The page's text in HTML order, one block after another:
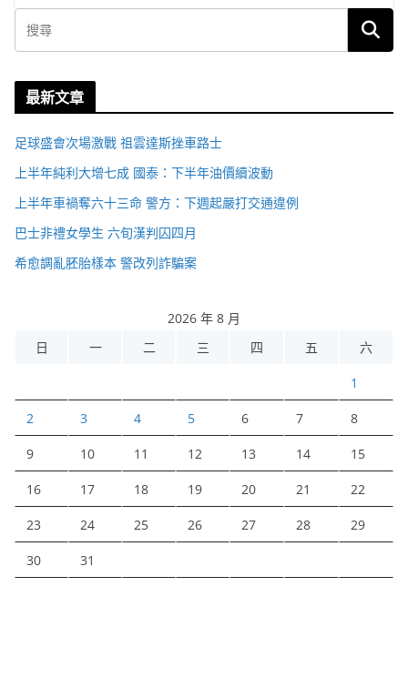
最新文章
足球盛會次場激戰 祖雲達斯挫車路士
上半年純利大增七成 國泰：下半年油價續波動
上半年車禍奪六十三命 警方：下週起嚴打交通違例
巴士非禮女學生 六旬漢判囚四月
希愈調亂胚胎樣本 警改列詐騙案
2026 年 8 月
日
一 二 三 四 五 六
1
2 3 4 5 6 7 8
9 10 11 12 13 14 15
16 17 18 19 20 21 22
23 24 25 26 27 28 29
30 31